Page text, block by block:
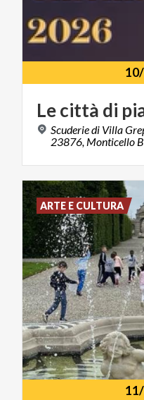
Lecittà di
Scuderie di Villa
23876, Monticello
ARTE E CULTURA